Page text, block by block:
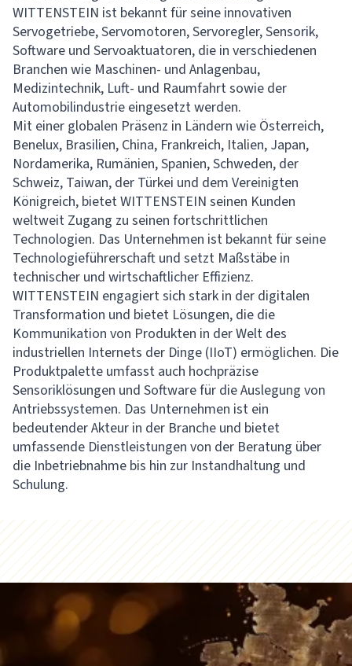
WITTENSTEIN ist bekannt für seine innovativen
Servogetriebe, Servomotoren, Servoregler, Sensorik,
Software und Servoaktuatoren, die in verschiedenen
Branchen wie Maschinen- und Anlagenbau,
Medizintechnik, Luft- und Raumfahrt sowie der
Automobilindustrie eingesetzt werden.
Mit einer globalen Präsenz in Ländern wie Österreich,
Benelux, Brasilien, China, Frankreich, Italien, Japan,
Nordamerika, Rumänien, Spanien, Schweden, der
Schweiz, Taiwan, der Türkei und dem Vereinigten
Königreich, bietet WITTENSTEIN seinen Kunden
weltweit Zugang zu seinen fortschrittlichen
Technologien. Das Unternehmen ist bekannt für seine
Technologieführerschaft und setzt Maßstäbe in
technischer und wirtschaftlicher Effizienz.
WITTENSTEIN engagiert sich stark in der digitalen
Transformation und bietet Lösungen, die die
Kommunikation von Produkten in der Welt des
industriellen Internets der Dinge (IIoT) ermöglichen. Die
Produktpalette umfasst auch hochpräzise
Sensoriklösungen und Software für die Auslegung von
Antriebssystemen. Das Unternehmen ist ein
bedeutender Akteur in der Branche und bietet
umfassende Dienstleistungen von der Beratung über
die Inbetriebnahme bis hin zur Instandhaltung und
Schulung.